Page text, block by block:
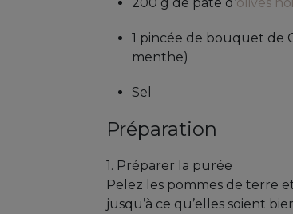
1 pincée de bouquet de
menthe)
Sel
Préparation
1. Préparer la purée
Pelez les pommes de terre
jusqu’à ce qu’elles soient